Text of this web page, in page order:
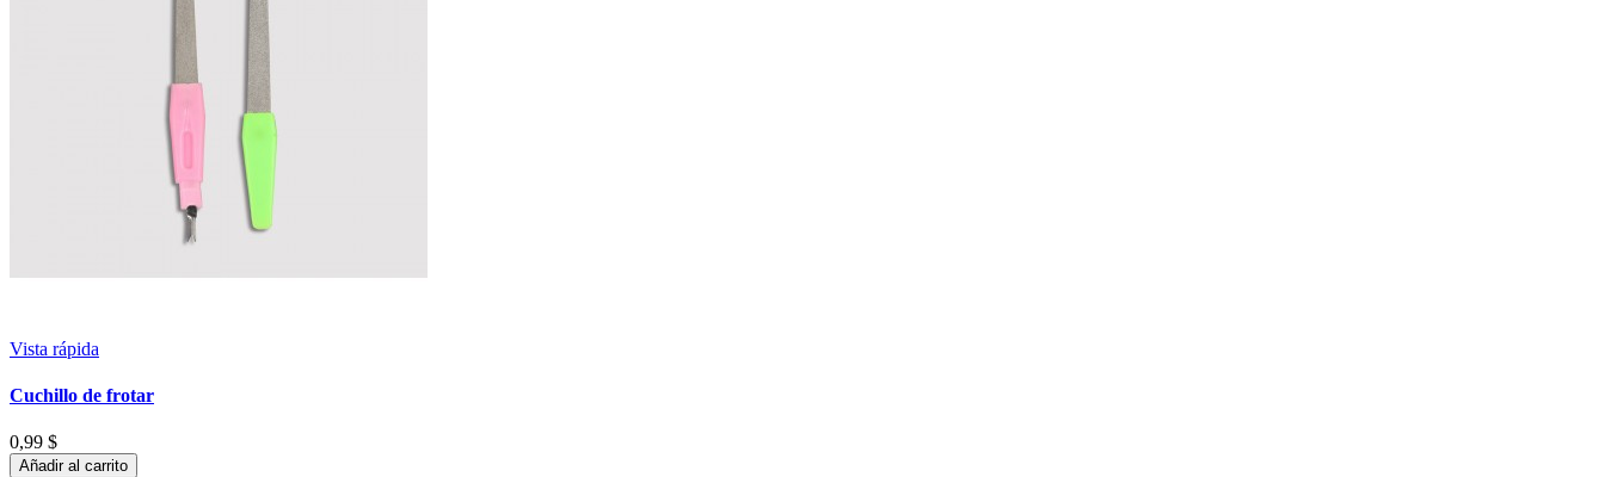
Vista rápida
Cuchillo de frotar
0,99 $
Añadir al carrito